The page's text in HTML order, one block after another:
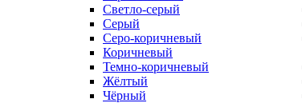
Светло-серый
Серый
Серо-коричневый
Коричневый
Темно-коричневый
Жёлтый
Чёрный